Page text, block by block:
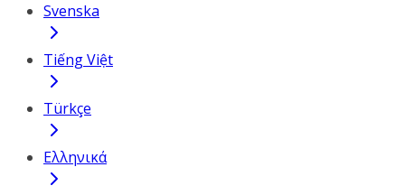
Svenska
Tiếng Việt
Türkçe
Ελληνικά